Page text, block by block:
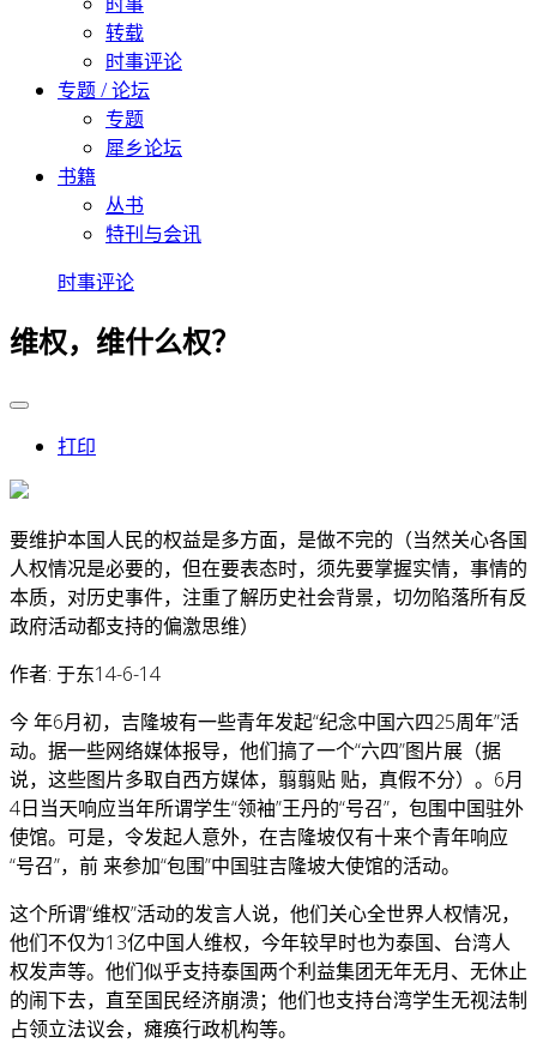
转载
时事评论
专题 / 论坛
专题
犀乡论坛
书籍
丛书
特刊与会讯
时事评论
维权，维什么权？
打印
要维护本国人民的权益是多方面，是做不完的（当然关心各国
人权情况是必要的，但在要表态时，须先要掌握实情，事情的
本质，对历史事件，注重了解历史社会背景，切勿陷落所有反
政府活动都支持的偏激思维）
作者: 于东14-6-14
今 年6月初，吉隆坡有一些青年发起“纪念中国六四25周年”活
动。据一些网络媒体报导，他们搞了一个“六四”图片展（据
说，这些图片多取自西方媒体，翦翦贴 贴，真假不分）。6月
4日当天响应当年所谓学生“领袖”王丹的“号召”，包围中国驻外
使馆。可是，令发起人意外，在吉隆坡仅有十来个青年响应
“号召”，前 来参加“包围”中国驻吉隆坡大使馆的活动。
这个所谓“维权”活动的发言人说，他们关心全世界人权情况，
他们不仅为13亿中国人维权，今年较早时也为泰国、台湾人
权发声等。他们似乎支持泰国两个利益集团无年无月、无休止
的闹下去，直至国民经济崩溃；他们也支持台湾学生无视法制
占领立法议会，瘫痪行政机构等。